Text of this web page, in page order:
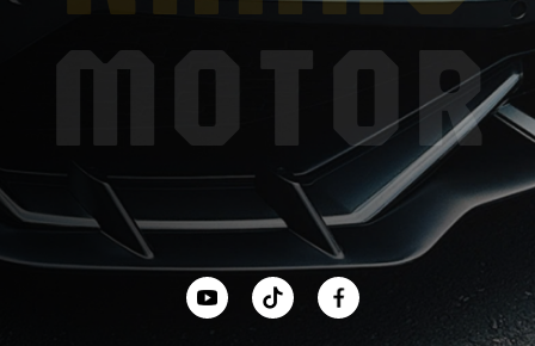
MOTOR